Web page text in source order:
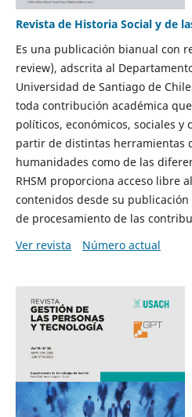
Revista de Historia Social y de
Es una publicación bianual con
review), adscrita al
Universidad de Santiago de
toda contribución académica
políticos, económicos, sociales
partir de distintas herramientas
humanidades como de las
RHSM proporciona acceso libre
contenidos desde su
de procesamiento de las
Ver revista
Número actual